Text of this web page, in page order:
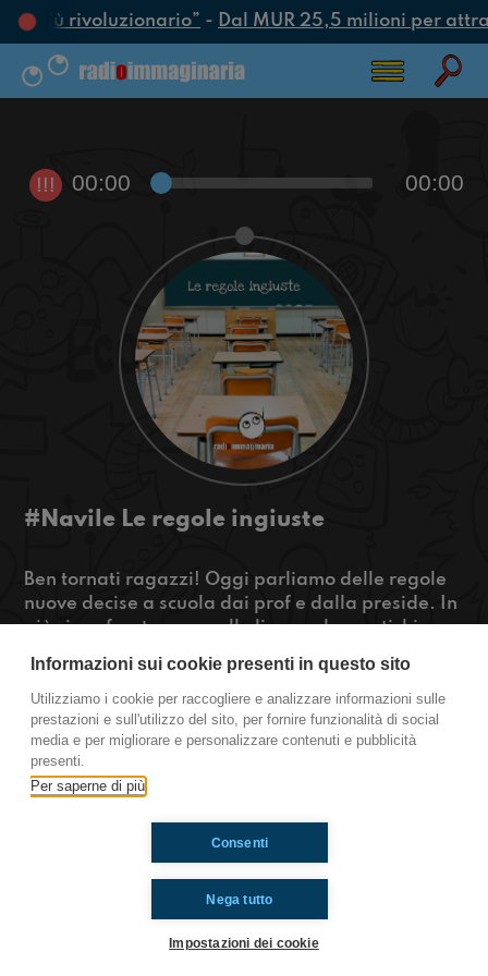
più rivoluzionario”- Dal MUR 25,5 milioni per
!!! 00:00 00:00
#Navile Le regole ingiuste
Ben tornati ragazzi! Oggi parliamo delle regole
nuove decise a scuola dai prof e dalla preside. In
più ci confronteremo sulle lingue che pratichiamo
Buon ascolto!
https://www.radioimmaginaria.it
Navile
Ti è piaciuto? Condividilo!
Informazioni sui cookie presenti in questo sito
Utilizziamo i cookie per raccogliere e analizzare informazioni sulle
prestazioni e sull'utilizzo del sito, per fornire funzionalità di social
media e per migliorare e personalizzare contenuti e pubblicità
presenti.
Per saperne di più
Nega tutto
Consenti
Impostazioni dei cookie